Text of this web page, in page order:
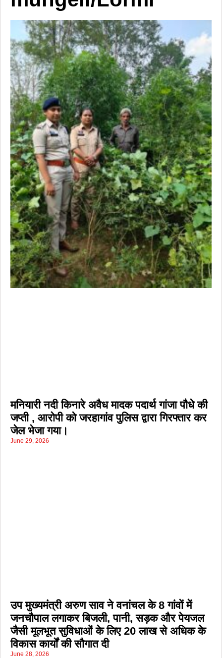
मनियारी नदी किनारे अवैध मादक पदार्थ गांजा पौधे की
जप्ती , आरोपी को जरहागांव पुलिस द्वारा गिरफ्तार कर
जेल भेजा गया।
June 29, 2026
उप मुख्यमंत्री अरुण साव ने वनांचल के 8 गांवों में
जनचौपाल लगाकर बिजली, पानी, सड़क और पेयजल
जैसी मूलभूत सुविधाओं के लिए 20 लाख से अधिक के
विकास कार्यों की सौगात दी
June 28, 2026